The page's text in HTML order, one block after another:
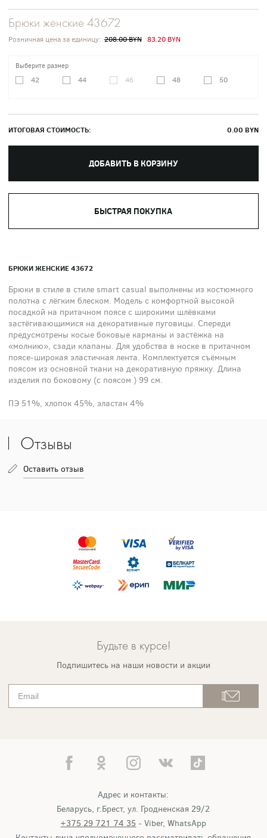
Брюки женские 43672
Розничная цена за единицу: 208.00 BYN 83.20 BYN
Выберите размер
42 44 46 48 50
ИТОГОВАЯ СТОИМОСТЬ: 0.00 BYN
ДОБАВИТЬ В КОРЗИНУ
БЫСТРАЯ ПОКУПКА
БРЮКИ ЖЕНСКИЕ 43672
Брюки в стиле в стиле smart casual выполнены из костюмного
полотна с лёгким блеском. Модель с комфортной высокой
посадкой на притачном поясе с широкими шлёвками
застёгивающимися на декоративные пуговицы. Спереди
предусмотрены косые боковые карманы и застёжка на
«молнию», сзади клапаны. Для удобства в носке в притачном
поясе-широкая эластичная лента. Комплектуется съёмным
поясом из основной ткани на декоративную пряжку. Длина
изделия по боковому (с поясом ) 99 см.
ПЭ 51%, хлопок 45%, эластан 4%
Отзывы
Оставить отзыв
Будьте в курсе!
Подпишитесь на наши новости и акции
Адрес и контакты:
Беларусь, г.Брест, ул. Гродненская 29/2
+375 29 721 74 35 - Viber, WhatsApp